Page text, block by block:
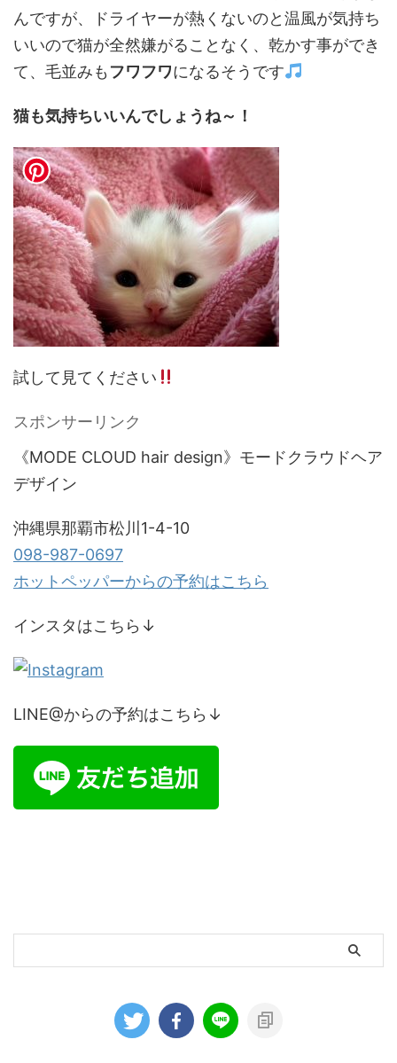
んですが、ドライヤーが熱くないのと温風が気持ち
いいので猫が全然嫌がることなく、乾かす事ができ
て、毛並みも フワフワになるそうです
猫も気持ちいいんでしょうね～！
試して見てください
スポンサーリンク
《MODE CLOUD hair design》モードクラウドヘア
デザイン
沖縄県那覇市松川1-4-10
098-987-0697
ホットペッパーからの予約はこちら
インスタはこちら↓
LINE@からの予約はこちら↓